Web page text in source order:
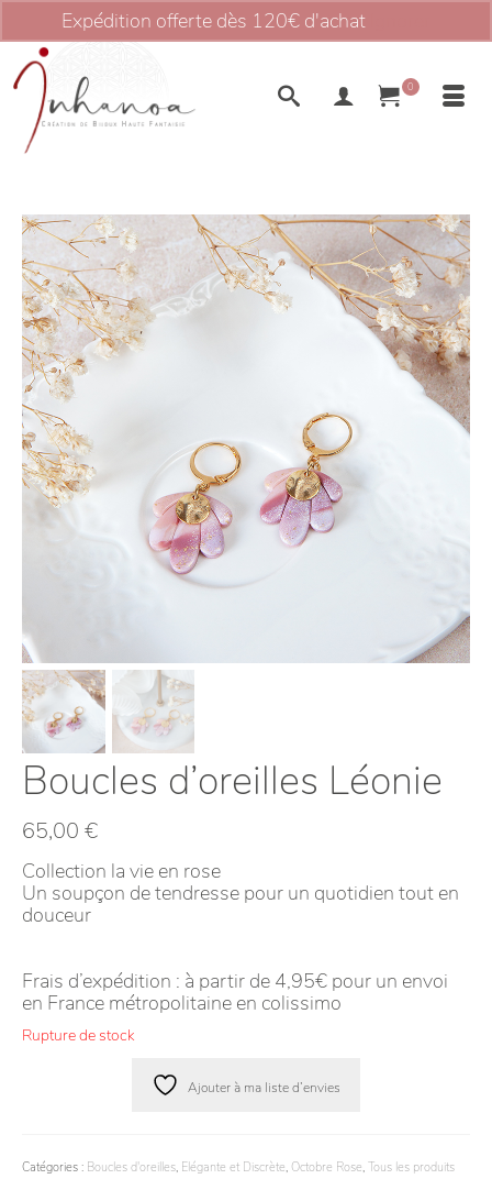
Expédition offerte dès 120€ d'achat
0
Boucles d’oreilles Léonie
65,00 €
Collection la vie en rose
Un soupçon de tendresse pour un quotidien tout en
douceur
Frais d’expédition : à partir de 4,95€ pour un envoi
en France métropolitaine en colissimo
Rupture de stock
Ajouter à ma liste d’envies
Catégories : Boucles d'oreilles, Elégante et Discrète, Octobre Rose, Tous les produits